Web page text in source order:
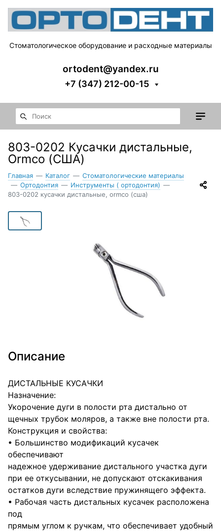
Стоматологическое оборудование и расходные материалы
ortodent@yandex.ru
+7 (347) 212-00-15
803-0202 Кусачки дистальные,
Ormco (США)
Главная — Каталог — Стоматологические материалы
— Ортодонтия — Инструменты ( ортодонтия) —
803-0202 кусачки дистальные, ormco (сша)
Описание
ДИСТАЛЬНЫЕ КУСАЧКИ
Назначение:
Укорочение дуги в полости рта дистально от
щечных трубок моляров, а также вне полости рта.
Конструкция и свойства:
• Большинство модификаций кусачек
обеспечивают
надежное удерживание дистального участка дуги
при ее откусывании, не допускают отскакивания
остатков дуги вследствие пружинящего эффекта.
• Рабочая часть дистальных кусачек расположена
под
прямым углом к ручкам, что обеспечивает удобный